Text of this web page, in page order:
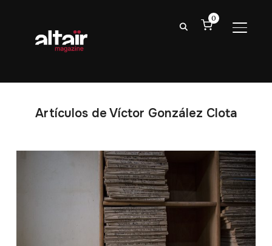
0
Artículos de Víctor González Clota